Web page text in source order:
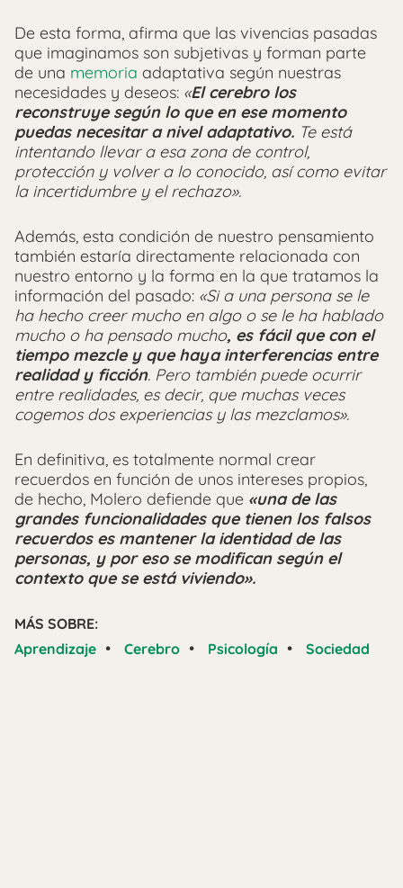
De esta forma, afirma que las vivencias pasadas
que imaginamos son subjetivas y forman parte
de una memoria adaptativa según nuestras
necesidades y deseos: «El cerebro los
reconstruye según lo que en ese momento
puedas necesitar a nivel adaptativo. Te está
intentando llevar a esa zona de control,
protección y volver a lo conocido, así como evitar
la incertidumbre y el rechazo».
Además, esta condición de nuestro pensamiento
también estaría directamente relacionada con
nuestro entorno y la forma en la que tratamos la
información del pasado: «Si a una persona se le
ha hecho creer mucho en algo o se le ha hablado
mucho o ha pensado mucho, es fácil que con el
tiempo mezcle y que haya interferencias entre
realidad y ficción. Pero también puede ocurrir
entre realidades, es decir, que muchas veces
cogemos dos experiencias y las mezclamos».
En definitiva, es totalmente normal crear
recuerdos en función de unos intereses propios,
de hecho, Molero defiende que «una de las
grandes funcionalidades que tienen los falsos
recuerdos es mantener la identidad de las
personas, y por eso se modifican según el
contexto que se está viviendo».
MÁS SOBRE:
Aprendizaje • Cerebro • Psicología • Sociedad